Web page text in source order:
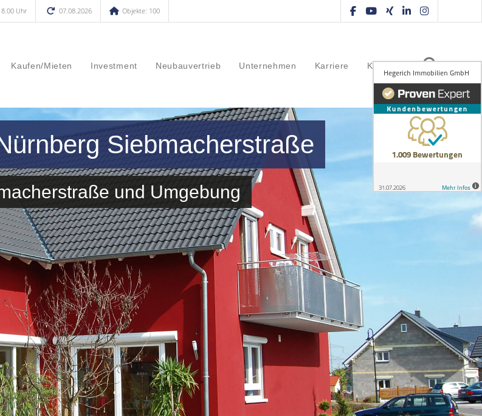
Uhr 07.08.2026 Objekte: 100
Kaufen/Mieten Investment Neubauvertrieb Unternehmen Karriere Kontakt
Siebmacherstraße
und Umgebung